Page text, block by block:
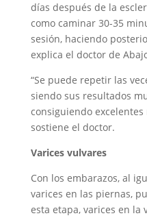
días después de la
como caminar 30-35
sesión, haciendo
explica el doctor de
“Se puede repetir las
siendo sus resultados
consiguiendo excelentes
sostiene el doctor.
Varices vulvares
Con los embarazos, al
varices en las piernas,
esta etapa, varices en la